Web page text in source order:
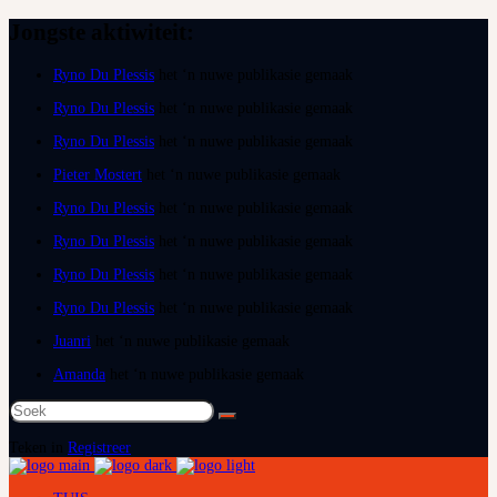
Ryno Du Plessis
Ryno Du Plessis
Ryno Du Plessis
Pieter Mostert
Ryno Du Plessis
Ryno Du Plessis
Ryno Du Plessis
Ryno Du Plessis
Juanri
Amanda
Soek
na:
Registreer